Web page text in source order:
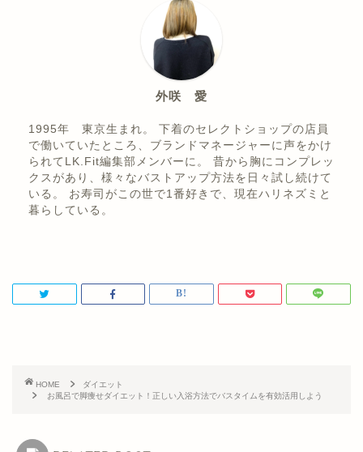
>>ムキムキで筋肉質なふくらはぎを細くする
【脚痩せ（太もも・ふくらはぎ）】
>>ランニングの脚痩せ効果ってどう？
>>足パカダイエットは効果アリ！？
>>ダイエットスリッパで脚痩せ！正しい使い
方・選び方を紹介
>>脚痩せ（太もも・ふくらはぎ）効果のある9
つのツボ
介！効果的なおすすめメニューも公開します
>>寝る前の10分でできる簡単な脚痩せ（太も
も・ふくらはぎ）方法
外咲 愛
1995年 東京生まれ。 下着のセレクトショップの店員
で働いていたところ、ブランドマネージャーに声をかけ
られてLK.Fit編集部メンバーに。 昔から胸にコンプレッ
クスがあり、様々なバストアップ方法を日々試し続けて
いる。 お寿司がこの世で1番好きで、現在ハリネズミと
暮らしている。
HOME
ダイエット
お風呂で脚痩せダイエット！正しい入浴方法でバスタイムを有効活用しよう